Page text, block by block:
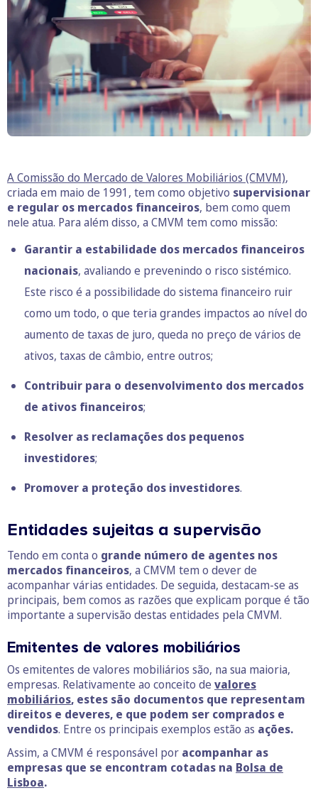
A Comissão do Mercado de Valores Mobiliários (CMVM),
criada em maio de 1991, tem como objetivo supervisionar
e regular os mercados financeiros, bem como quem
nele atua. Para além disso, a CMVM tem como missão:
Garantir a estabilidade dos mercados financeiros
nacionais, avaliando e prevenindo o risco sistémico.
Este risco é a possibilidade do sistema financeiro ruir
como um todo, o que teria grandes impactos ao nível do
aumento de taxas de juro, queda no preço de vários de
ativos, taxas de câmbio, entre outros;
Contribuir para o desenvolvimento dos mercados
de ativos financeiros;
Resolver as reclamações dos pequenos
investidores;
Promover a proteção dos investidores.
Entidades sujeitas a supervisão
Tendo em conta o grande número de agentes nos
mercados financeiros, a CMVM tem o dever de
acompanhar várias entidades. De seguida, destacam-se as
principais, bem comos as razões que explicam porque é tão
importante a supervisão destas entidades pela CMVM.
Emitentes de valores mobiliários
Os emitentes de valores mobiliários são, na sua maioria,
empresas. Relativamente ao conceito de valores
mobiliários, estes são documentos que representam
direitos e deveres, e que podem ser comprados e
vendidos. Entre os principais exemplos estão as ações.
Assim, a CMVM é responsável por acompanhar as
empresas que se encontram cotadas na Bolsa de
Lisboa.